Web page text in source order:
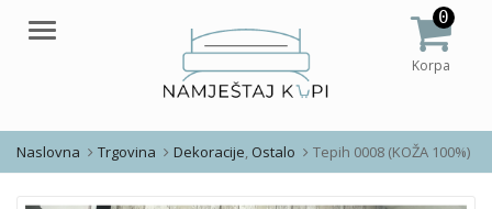
Meni
0
Korpa
Naslovna Trgovina Dekoracije, Ostalo Tepih 0008 (KOŽA 100%)